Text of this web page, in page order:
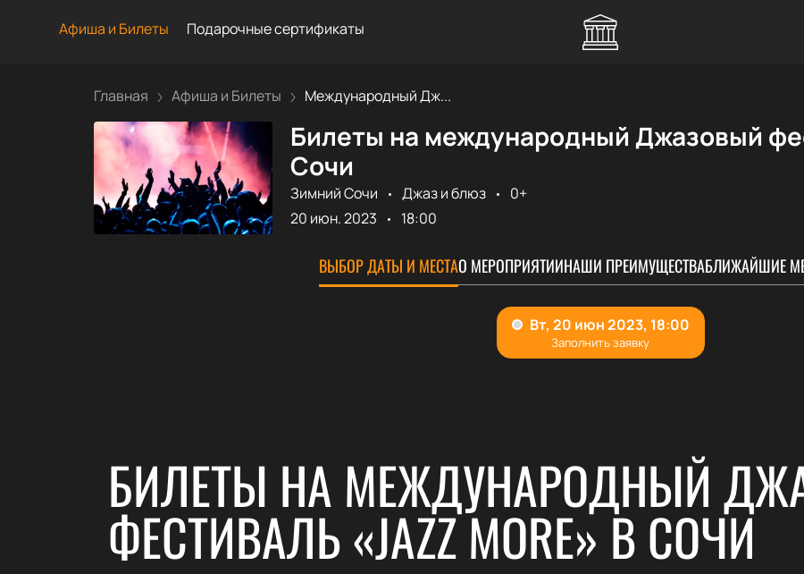
Афиша и Билеты Подарочные сертификаты
Главная Афиша и Билеты Международный Дж...
Билеты на международный Джазовый
Сочи
Зимний Сочи Джаз и блюз
0+
20 июн. 2023
18:00
ВЫБОР ДАТЫ И МЕСТАО МЕРОПРИЯТИИНАШИ ПРЕИМУЩЕСТВАБЛИЖАЙШИЕ
БИЛЕТЫ НА МЕЖДУНАРОДНЫЙ
ФЕСТИВАЛЬ «JAZZ MORE» В СОЧИ